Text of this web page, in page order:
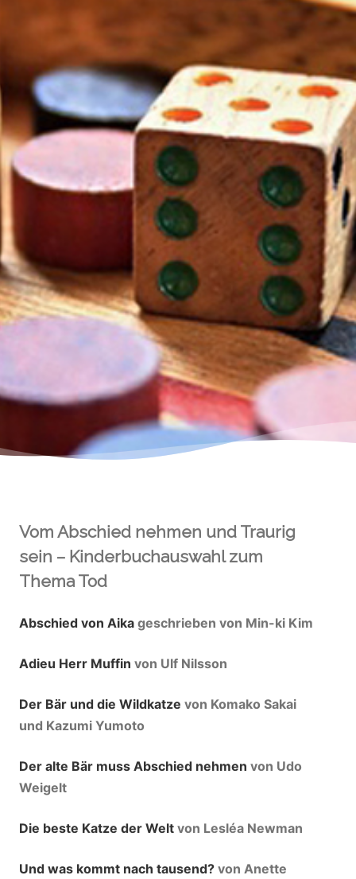
Vom Abschied nehmen und Traurig
sein – Kinderbuchauswahl zum
Thema Tod
Abschied von Aika geschrieben von Min-ki Kim
Adieu Herr Muffin von Ulf Nilsson
Der Bär und die Wildkatze von Komako Sakai
und Kazumi Yumoto
Der alte Bär muss Abschied nehmen von Udo
Weigelt
Die beste Katze der Welt von Lesléa Newman
Und was kommt nach tausend? von Anette